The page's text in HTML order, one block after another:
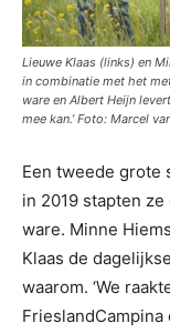
Lieuwe Klaas (links) en
in combinatie met het
ware en Albert Heijn
mee kan.’ Foto: Marcel
Een tweede grote
in 2019 stapten
ware. Minne
Klaas de
waarom. ‘We